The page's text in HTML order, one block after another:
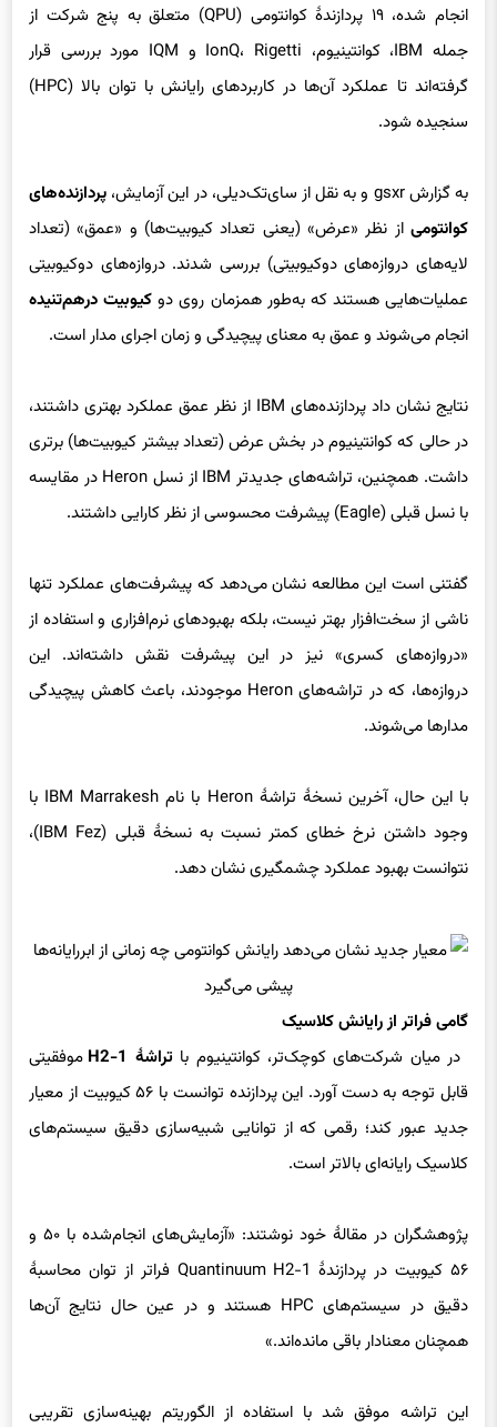
انجام شده، ۱۹ پردازندهٔ کوانتومی (QPU) متعلق به پنج شرکت از
جمله IBM، کوانتینیوم، IonQ، Rigetti و IQM مورد بررسی قرار
گرفته‌اند تا عملکرد آن‌ها در کاربردهای رایانش با توان بالا (HPC)
سنجیده شود.
به گزارش gsxr و به نقل از سای‌تک‌دیلی، در این آزمایش،
پردازنده‌های
کوانتومی از نظر «عرض» (یعنی تعداد کیوبیت‌ها) و «عمق» (تعداد
لایه‌های دروازه‌های دوکیوبیتی) بررسی شدند. دروازه‌های دوکیوبیتی
عملیات‌هایی هستند که به‌طور همزمان روی دو کیوبیت درهم‌تنیده
انجام می‌شوند و عمق به معنای پیچیدگی و زمان اجرای مدار است.
نتایج نشان داد پردازنده‌های IBM از نظر عمق عملکرد بهتری داشتند،
در حالی که کوانتینیوم در بخش عرض (تعداد بیشتر کیوبیت‌ها) برتری
داشت. همچنین، تراشه‌های جدیدتر IBM از نسل Heron در مقایسه
با نسل قبلی (Eagle) پیشرفت محسوسی از نظر کارایی داشتند.
گفتنی است این مطالعه نشان می‌دهد که پیشرفت‌های عملکرد تنها
ناشی از سخت‌افزار بهتر نیست، بلکه بهبودهای نرم‌افزاری و استفاده از
«دروازه‌های کسری» نیز در این پیشرفت نقش داشته‌اند. این
دروازه‌ها، که در تراشه‌های Heron موجودند، باعث کاهش پیچیدگی
مدارها می‌شوند.
با این حال، آخرین نسخهٔ تراشهٔ Heron با نام IBM Marrakesh با
وجود داشتن نرخ خطای کمتر نسبت به نسخهٔ قبلی (IBM Fez)،
نتوانست بهبود عملکرد چشمگیری نشان دهد.
گامی فراتر از رایانش کلاسیک
در میان شرکت‌های کوچک‌تر، کوانتینیوم باتراشهٔ H2-1
موفقیتی
قابل توجه به دست آورد. این پردازنده توانست با ۵۶ کیوبیت از معیار
جدید عبور کند؛ رقمی که از توانایی شبیه‌سازی دقیق سیستم‌های
کلاسیک رایانه‌ای بالاتر است.
پژوهشگران در مقالهٔ خود نوشتند: «آزمایش‌های انجام‌شده با ۵۰ و
۵۶ کیوبیت در پردازندهٔ Quantinuum H2-1 فراتر از توان محاسبهٔ
دقیق در سیستم‌های HPC هستند و در عین حال نتایج آن‌ها
همچنان معنادار باقی مانده‌اند.»
این تراشه موفق شد با استفاده از الگوریتم بهینه‌سازی تقریبی